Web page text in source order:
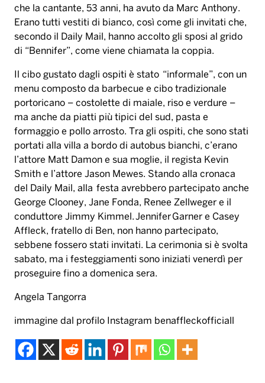
che la cantante, 53 anni, ha avuto da Marc Anthony.
Erano tutti vestiti di bianco, così come gli invitati che,
secondo il Daily Mail, hanno accolto gli sposi al grido
di “Bennifer”, come viene chiamata la coppia.
Il cibo gustato dagli ospiti è stato “informale”, con un
menu composto da barbecue e cibo tradizionale
portoricano – costolette di maiale, riso e verdure –
ma anche da piatti più tipici del sud, pasta e
formaggio e pollo arrosto. Tra gli ospiti, che sono stati
portati alla villa a bordo di autobus bianchi, c’erano
l’attore Matt Damon e sua moglie, il regista Kevin
Smith e l’attore Jason Mewes. Stando alla cronaca
del Daily Mail, alla festa avrebbero partecipato anche
George Clooney, Jane Fonda, Renee Zellweger e il
conduttore Jimmy Kimmel. Jennifer Garner e Casey
Affleck, fratello di Ben, non hanno partecipato,
sebbene fossero stati invitati. La cerimonia si è svolta
sabato, ma i festeggiamenti sono iniziati venerdì per
proseguire fino a domenica sera.
Angela Tangorra
immagine dal profilo Instagram benaffleckofficiall